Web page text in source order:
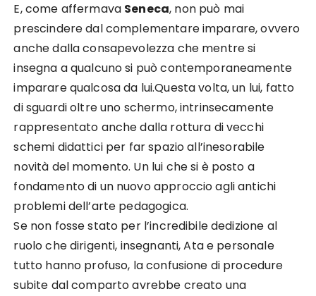
E, come affermava Seneca, non può mai
prescindere dal complementare imparare, ovvero
anche dalla consapevolezza che mentre si
insegna a qualcuno si può contemporaneamente
imparare qualcosa da lui.Questa volta, un lui, fatto
di sguardi oltre uno schermo, intrinsecamente
rappresentato anche dalla rottura di vecchi
schemi didattici per far spazio all’inesorabile
novità del momento. Un lui che si è posto a
fondamento di un nuovo approccio agli antichi
problemi dell’arte pedagogica.
Se non fosse stato per l’incredibile dedizione al
ruolo che dirigenti, insegnanti, Ata e personale
tutto hanno profuso, la confusione di procedure
subite dal comparto avrebbe creato una